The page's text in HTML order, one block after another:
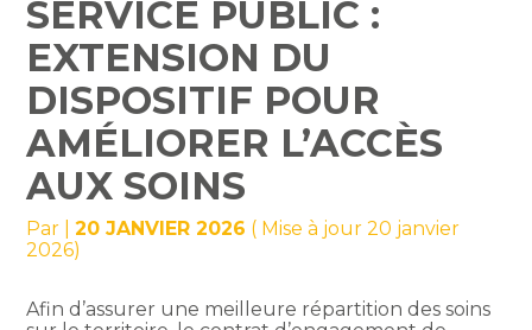
SERVICE PUBLIC :
EXTENSION DU
DISPOSITIF POUR
AMÉLIORER L’ACCÈS
AUX SOINS
Par |20 JANVIER 2026 ( Mise à jour 20 janvier
2026)
Afin d’assurer une meilleure répartition des soins